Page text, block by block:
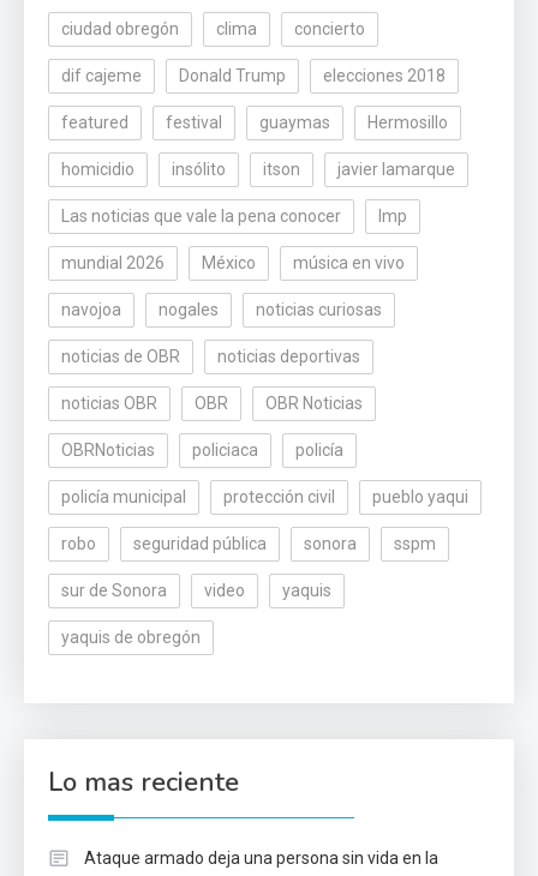
ciudad obregón clima concierto
dif cajeme Donald Trump elecciones 2018
featured festival guaymas Hermosillo
homicidio insólito itson javier lamarque
Las noticias que vale la pena conocer lmp
mundial 2026 México música en vivo
navojoa nogales noticias curiosas
noticias de OBR noticias deportivas
noticias OBR OBR OBR Noticias
OBRNoticias policiaca policía
policía municipal protección civil pueblo yaqui
robo seguridad pública sonora sspm
sur de Sonora video yaquis
yaquis de obregón
Lo mas reciente
Ataque armado deja una persona sin vida en la